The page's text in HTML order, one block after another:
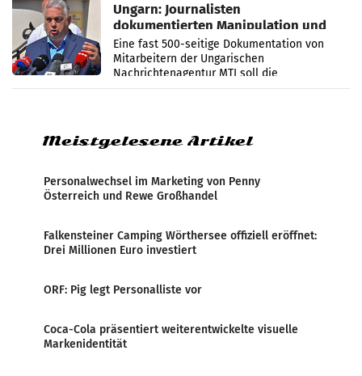
Ungarn: Journalisten
dokumentierten Manipulation und
Zensur
Eine fast 500-seitige Dokumentation von
Mitarbeitern der Ungarischen
Nachrichtenagentur MTI soll die
systematische Nachrichten-Manipulation und
Meistgelesene Artikel
Personalwechsel im Marketing von Penny
Österreich und Rewe Großhandel
Falkensteiner Camping Wörthersee offiziell eröffnet:
Drei Millionen Euro investiert
ORF: Pig legt Personalliste vor
Coca-Cola präsentiert weiterentwickelte visuelle
Markenidentität